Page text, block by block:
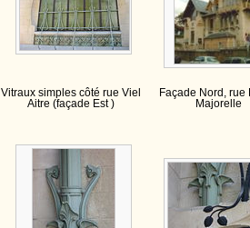
Vitraux simples côté rue Viel
Aitre (façade Est )
Façade Nord, rue
Majorelle